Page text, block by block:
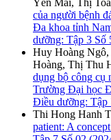
Yến Mai, Thị
của người bệnh
Đa khoa tỉnh
dưỡng: Tập 3 Số
Huy Hoàng
Hoàng, Thị Thu
dụng bộ công cụ
Trường Đại học
Điều dưỡng: Tập
Thi Hong Hanh
patient: A